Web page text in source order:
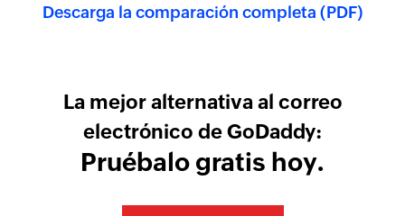
Descarga la comparación completa (PDF), se
La mejor alternativa al correo
electrónico de GoDaddy:
Pruébalo gratis hoy.